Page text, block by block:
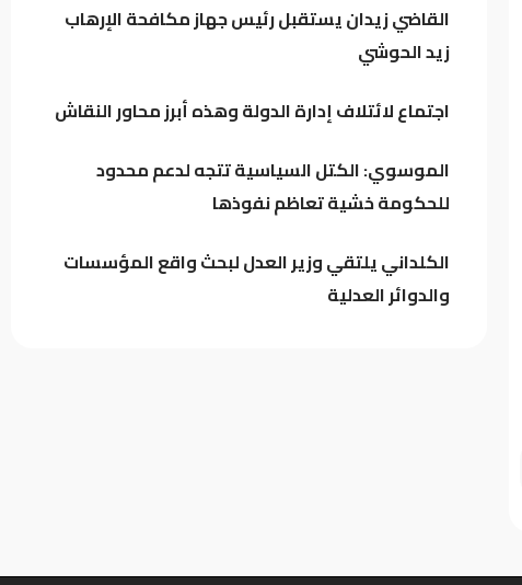
الموسوي: الكتل السياسية تتجه لدعم
محدود للحكومة خشية تعاظم نفوذها
القاضي زيدان يستقبل رئيس جهاز مكافحة الإرهاب
زيد الحوشي
اجتماع لائتلاف إدارة الدولة وهذه أبرز محاور النقاش
الموسوي: الكتل السياسية تتجه لدعم محدود
للحكومة خشية تعاظم نفوذها
الكلداني يلتقي وزير العدل لبحث واقع المؤسسات
والدوائر العدلية